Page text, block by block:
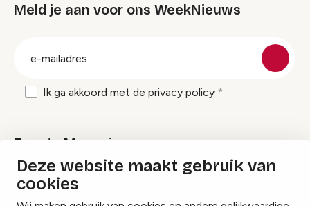
Deze website maakt gebruik van
cookies
Meld je aan voor ons WeekNieuws
Ik ga akkoord met de privacy policy
Events Magazine
Ik ontvang graag Events Magazine